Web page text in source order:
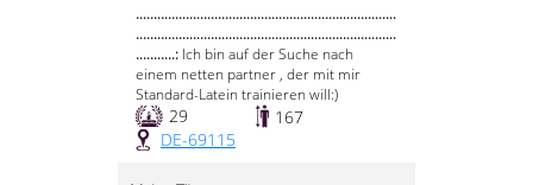
.........................................................................
.........................................................................
...........: Ich bin auf der Suche nach
einem netten partner , der mit mir
Standard-Latein trainieren will:)
29
167
DE-69115